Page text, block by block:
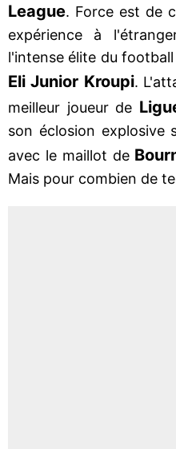
League. Force est de
expérience à
l'intense élite du
Eli Junior Kroupi.
meilleur joueur de
son éclosion explosive
avec le maillot de
Mais pour combien de